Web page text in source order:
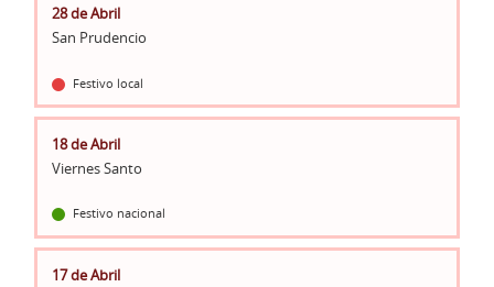
28 de Abril
San Prudencio
Festivo local
18 de Abril
Viernes Santo
Festivo nacional
17 de Abril